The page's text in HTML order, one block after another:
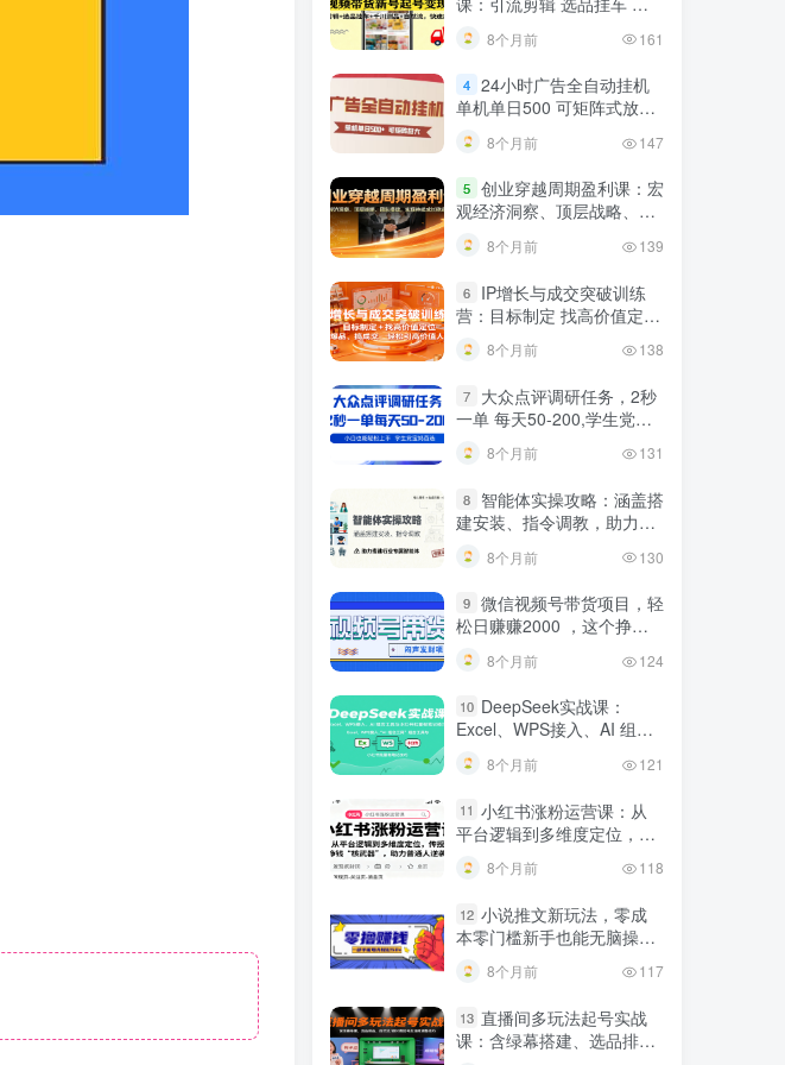
川测品 自然流，快速起量
8个月前 161
4 24小时广告全自动挂机
单机单日500 可矩阵式放大
无需人工看守 新手小白轻松
玩转8个月前 147
5 创业穿越周期盈利课：宏
观经济洞察、顶层战略、团
队搭建，实现持续成长稳定
变现8个月前 139
6
IP增长与成交突破训练
营：目标制定 找高价值定
引高价值人脉
8个月前 138
7
大众点评调研任务，2秒
一单 每天50-200,学生党宝
8个月前 131
8
智能体实操攻略：涵盖搭
建安装、指令调教，助力搭
建行业专属智能体
8个月前 130
9 微信视频号带货项目，轻
松日赚赚2000 ，这个挣钱
入口很多伙伴都在闷声发财
8个月前 124
10 DeepSeek实战课：
Excel、WPS接入、AI 组合
工具与小红书批量做笔记技
巧
8个月前 121
11 小红书涨粉运营课：从
平台逻辑到多维度定位，传
人逆袭8个月前 118
12 小说推文新玩法，零成
本零门槛新手也能无脑操
8个月前 117
13 直播间多玩法起号实战
课：含绿幕搭建、选品排